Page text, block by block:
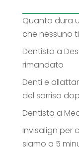
Quanto dura
che nessuno
Dentista a
rimandato
Denti e
del sorriso
Dentista a
Invisalign per
siamo a 5